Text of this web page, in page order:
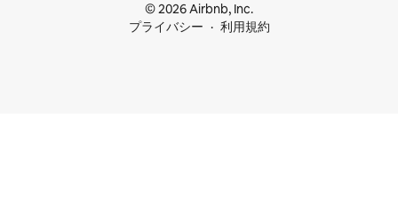
© 2026 Airbnb, Inc.
プライバシー
利用規約